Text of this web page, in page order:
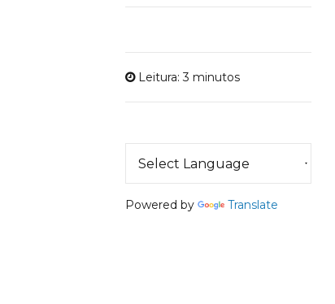
Leitura: 3 minutos
Powered by Translate